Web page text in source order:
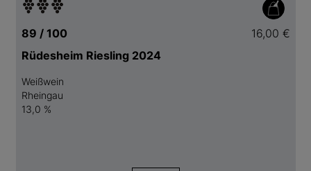
89 / 100
16,00 €
Rüdesheim Riesling 2024
Weißwein
Rheingau
13,0 %